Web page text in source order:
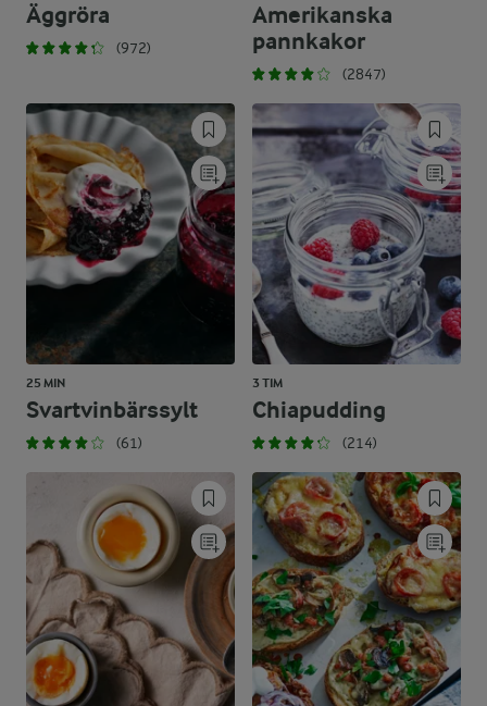
Äggröra
(972)
Amerikanska
pannkakor
(2847)
25 MIN
Svartvinbärssylt
(61)
3 TIM
Chiapudding
(214)